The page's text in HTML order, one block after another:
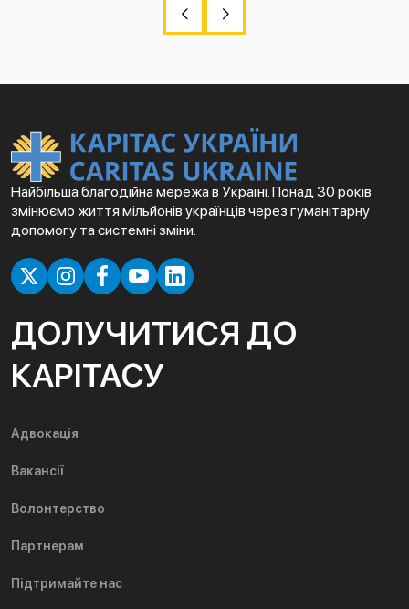
Найбільша благодійна мережа в Україні. Понад 30 років
змінюємо життя мільйонів українців через гуманітарну
допомогу та системні зміни.
ДОЛУЧИТИСЯ ДО
КАРІТАСУ
Адвокація
Вакансії
Волонтерство
Партнерам
Підтримайте нас